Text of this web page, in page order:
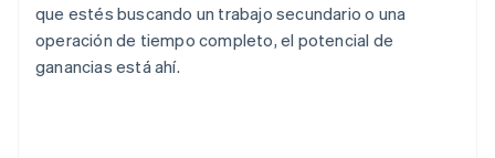
que estés buscando un trabajo secundario o una
operación de tiempo completo, el potencial de
ganancias está ahí.